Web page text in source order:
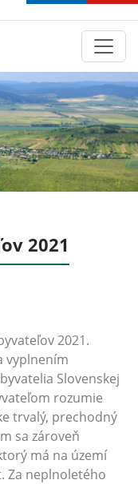
2021
2021.
vyplnením
Slovenskej
rozumie
trvalý, prechodný
sa zároveň
má na území
Za neplnoletého